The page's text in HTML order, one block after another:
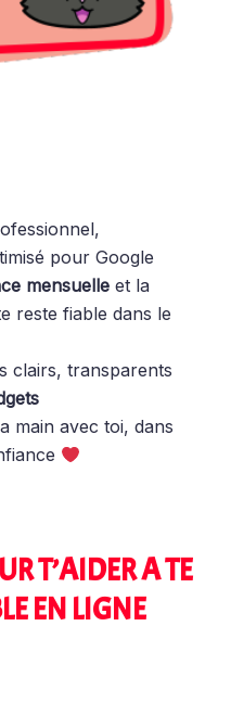
pour Google
mensuelle et la
reste fiable dans le
clairs, transparents
main avec toi, dans
T’AIDER A TE
EN LIGNE